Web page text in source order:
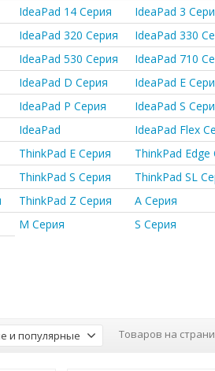
IdeaPad 14 Серия IdeaPad 3
IdeaPad 320 Серия IdeaPad 330
IdeaPad 530 Серия IdeaPad 710
IdeaPad D Серия IdeaPad E
IdeaPad P Серия IdeaPad S
IdeaPad IdeaPad Flex
ThinkPad E Серия ThinkPad Edge
ThinkPad S Серия ThinkPad SL
ThinkPad Z Серия A Серия
M Серия S Серия
и популярные Товаров на